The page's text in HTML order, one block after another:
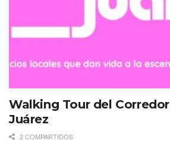
Walking Tour del Corredor
Juárez
2 COMPARTIDOS